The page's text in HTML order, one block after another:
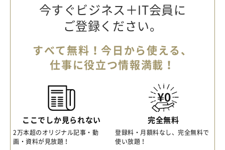
今すぐビジネス＋IT会員に
ご登録ください。
すべて無料！今日から使える、
仕事に役立つ情報満載！
ここでしか見られない
2万本超のオリジナル記事・動
画・資料が見放題！
完全無料
登録料・月額料なし、完全無料で
使い放題！